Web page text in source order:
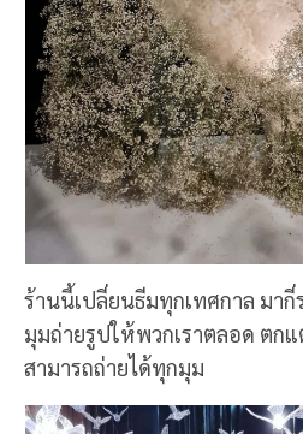
ร้านนี้เปลี่ยนธีมทุกเทศกาล มากี่
มุมถ่ายรูปให้พวกเราตลอด ตก
สามารถถ่ายได้ทุกมุม